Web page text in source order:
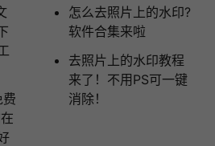
怎么去照片上的水印?
软件合集来啦
去照片上的水印教程
来了！不用PS可一键
消除！